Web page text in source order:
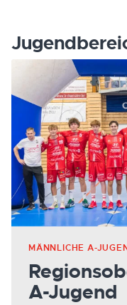
MÄNNLICHE A-
A-Jugend